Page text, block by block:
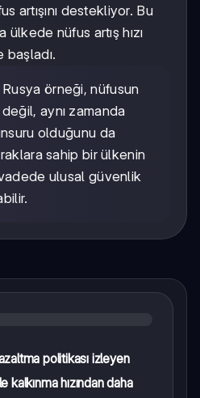
artışını destekliyor. Bu
nüfus artış hızı
örneği, nüfusun
aynı zamanda
olduğunu da
sahip bir ülkenin
ulusal güvenlik
azaltma politikası izleyen
hızından daha